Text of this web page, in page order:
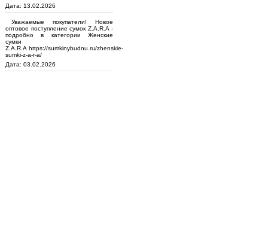
Дата: 13.02.2026
Уважаемые покупатели! Новое
оптовое поступление сумок Z.A.R.A -
подробно в категории Женские
сумки
Z.A.R.A https://sumkinybudnu.ru/zhenskie-
sumki-z-a-r-a/
Дата: 03.02.2026